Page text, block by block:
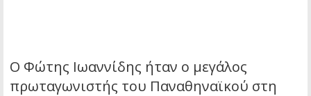
Ο Φώτης Ιωαννίδης ήταν ο μεγάλος
πρωταγωνιστής του Παναθηναϊκού στη